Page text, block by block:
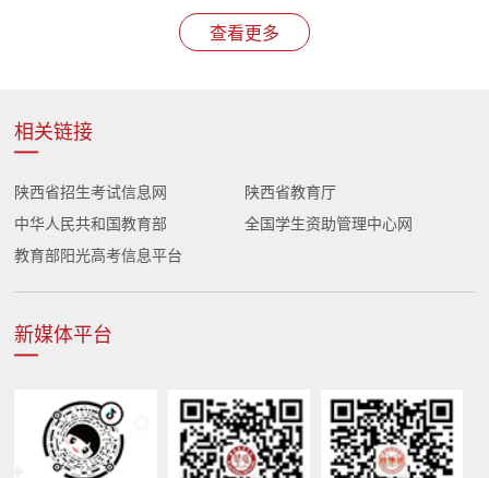
查看更多
相关链接
陕西省招生考试信息网
陕西省教育厅
中华人民共和国教育部
全国学生资助管理中心网
教育部阳光高考信息平台
新媒体平台